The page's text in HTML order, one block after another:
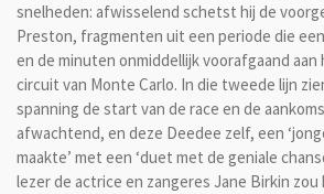
snelheden: afwisselend schetst hij de
Preston, fragmenten uit een periode die
en de minuten onmiddellijk voorafgaand
circuit van Monte Carlo. In die tweede lijn
spanning de start van de race en de
afwachtend, en deze Deedee zelf, een
maakte’ met een ‘duet met de geniale
lezer de actrice en zangeres Jane Birkin